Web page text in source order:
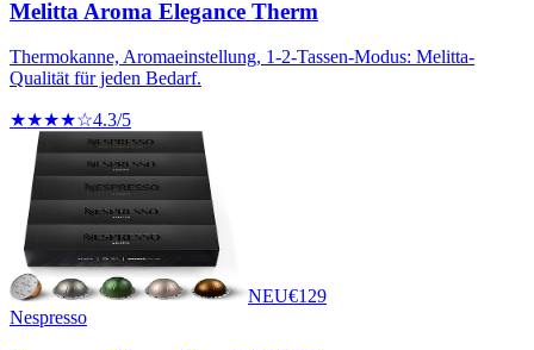
Melitta Aroma Elegance Therm
Thermokanne, Aromaeinstellung, 1-2-Tassen-Modus: Melitta-
Qualität für jeden Bedarf.
★★★★☆4.3/5
NEU€129
Nespresso